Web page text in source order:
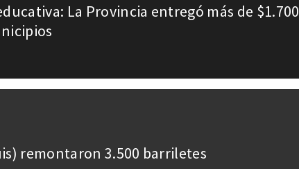
La Provincia entregó más de $1.700
remontaron 3.500 barriletes